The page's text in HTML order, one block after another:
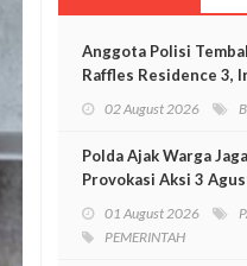
Anggota Polisi
Raffles Residence 3,
02 August 2026
Polda Ajak Warga
Provokasi Aksi 3
01 August 2026
PEMERINTAH